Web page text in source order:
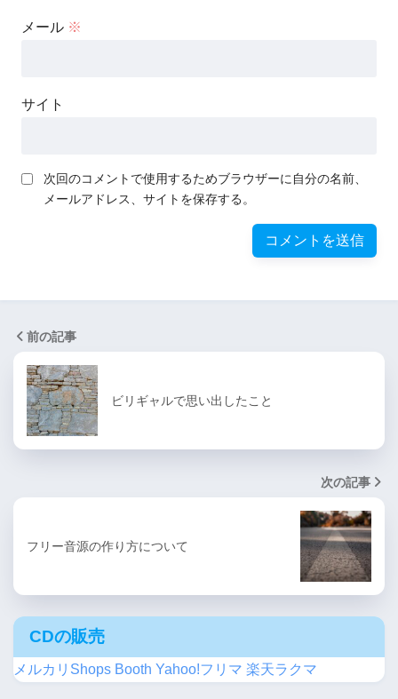
メール ※
サイト
次回のコメントで使用するためブラウザーに自分の名前、
メールアドレス、サイトを保存する。
前の記事
ビリギャルで思い出したこと
次の記事
フリー音源の作り方について
CDの販売
メルカリShops Booth Yahoo!フリマ 楽天ラクマ